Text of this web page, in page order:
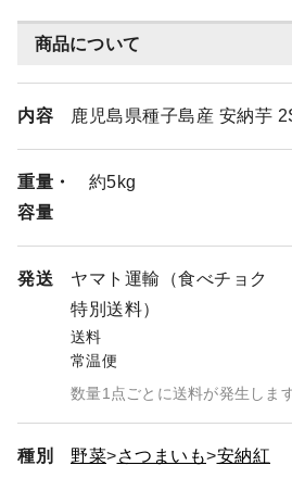
商品について
内容 鹿児島県種子島産 安納芋
重量・
容量
約5kg
発送
ヤマト運輸（食べチョク
特別送料）
送料
常温便
数量1点ごとに送料が発生します
種別 野菜 さつまいも 安納紅